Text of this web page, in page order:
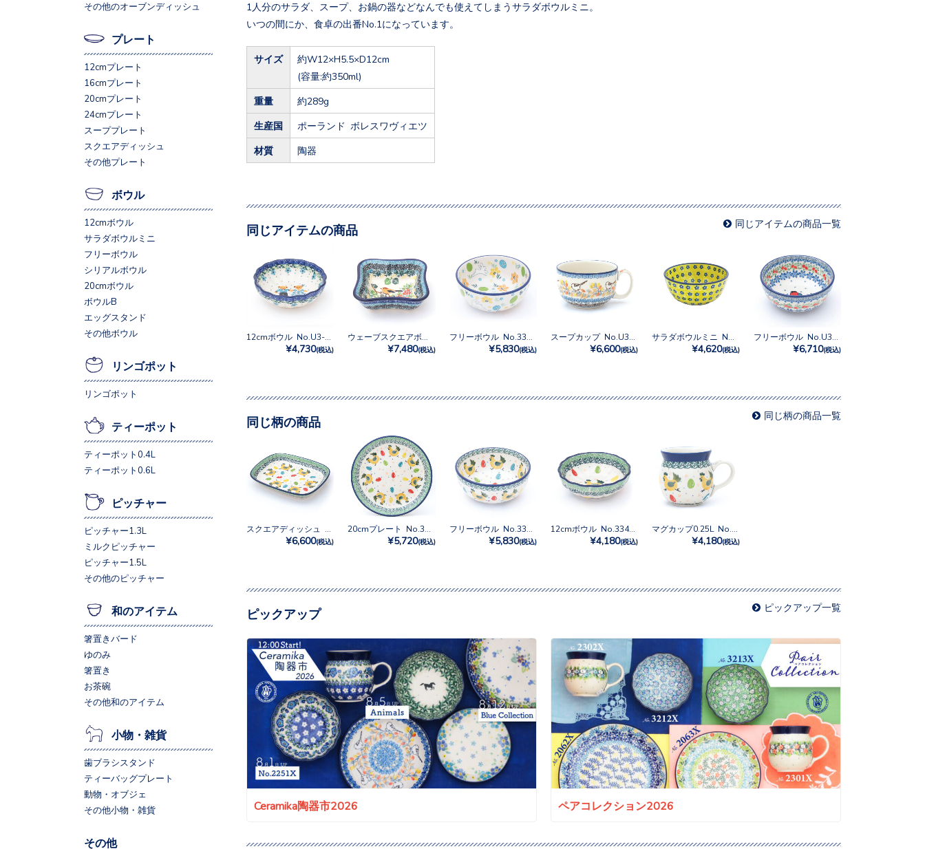
1人分のサラダ、スープ、お鍋の器などなんでも使えてしまうサラダボウルミニ。
いつの間にか、食卓の出番No.1になっています。
サイズ
約W12×H5.5×D12cm
(容量:約350ml)
重量 約289g
生産国 ポーランド ボレスワヴィエツ
材質 陶器
同じアイテムの商品 同じアイテムの商品一覧
¥4,730(税込) ¥7,480(税込) ¥5,830(税込) ¥6,600(税込) ¥4,620(税込) ¥6,710(税込)
同じ柄の商品 同じ柄の商品一覧
¥6,600(税込) ¥5,720(税込) ¥5,830(税込)
12cmボウル No.3343X
¥4,180(税込) ¥4,180(税込)
ピックアップ ピックアップ一覧
Ceramika陶器市2026 ペアコレクション2026
その他のオーブンディッシュ
プレート
12cmプレート
16cmプレート
20cmプレート
24cmプレート
スーププレート
スクエアディッシュ
その他プレート
ボウル
12cmボウル
サラダボウルミニ
フリーボウル
シリアルボウル
20cmボウル
ボウルB
エッグスタンド
その他ボウル
リンゴポット
リンゴポット
ティーポット
ティーポット0.4L
ティーポット0.6L
ピッチャー
ピッチャー1.3L
ミルクピッチャー
ピッチャー1.5L
その他のピッチャー
和のアイテム
箸置きバード
ゆのみ
箸置き
お茶碗
その他和のアイテム
小物・雑貨
歯ブラシスタンド
ティーバッグプレート
動物・オブジェ
その他小物・雑貨
その他